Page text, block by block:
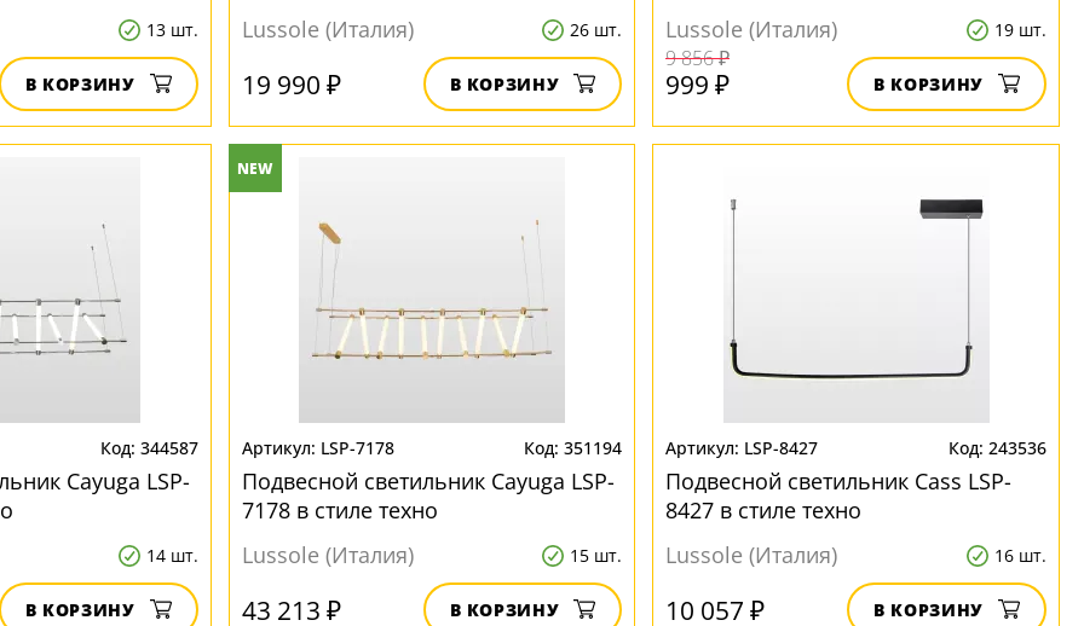
13 шт.
В КОРЗИНУ
Lussole (Италия)
26 шт.
19 990 ₽ В КОРЗИНУ
Lussole (Италия)
19 шт.
9 856 ₽
999 ₽ В КОРЗИНУ
344587
Cayuga LSP-
14 шт.
В КОРЗИНУ
NEW
LSP-7178 351194
Подвесной светильник Cayuga LSP-
7178 в стиле техно
Lussole (Италия)
15 шт.
43 213 ₽ В КОРЗИНУ
LSP-8427 243536
Подвесной светильник Cass LSP-
8427 в стиле техно
Lussole (Италия)
16 шт.
10 057 ₽ В КОРЗИНУ